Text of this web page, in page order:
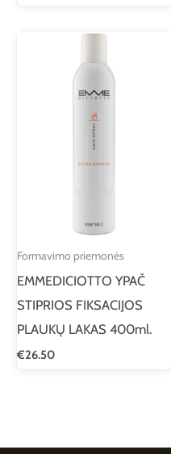
Formavimo priemonės
EMMEDICIOTTO YPAČ
STIPRIOS FIKSACIJOS
PLAUKŲ LAKAS 400ml.
€26.50